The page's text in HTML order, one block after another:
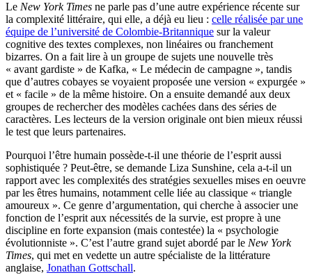
Le New York Times ne parle pas d’une autre expérience récente sur
la complexité littéraire, qui elle, a déjà eu lieu : celle réalisée par une
équipe de l’université de Colombie-Britannique sur la valeur
cognitive des textes complexes, non linéaires ou franchement
bizarres. On a fait lire à un groupe de sujets une nouvelle très
« avant gardiste » de Kafka, « Le médecin de campagne », tandis
que d’autres cobayes se voyaient proposée une version « expurgée »
et « facile » de la même histoire. On a ensuite demandé aux deux
groupes de rechercher des modèles cachées dans des séries de
caractères. Les lecteurs de la version originale ont bien mieux réussi
le test que leurs partenaires.
Pourquoi l’être humain possède-t-il une théorie de l’esprit aussi
sophistiquée ? Peut-être, se demande Liza Sunshine, cela a-t-il un
rapport avec les complexités des stratégies sexuelles mises en oeuvre
par les êtres humains, notamment celle liée au classique « triangle
amoureux ». Ce genre d’argumentation, qui cherche à associer une
fonction de l’esprit aux nécessités de la survie, est propre à une
discipline en forte expansion (mais contestée) la « psychologie
évolutionniste ». C’est l’autre grand sujet abordé par le New York
Times, qui met en vedette un autre spécialiste de la littérature
anglaise, Jonathan Gottschall.